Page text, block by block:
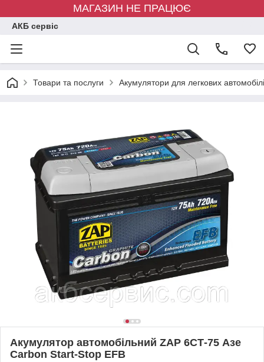
МАГАЗИН НЕ ПРАЦЮЄ
АКБ сервіс
Товари та послуги Акумулятори для легкових
Акумулятор автомобільний ZAP 6СТ-75 Азе
Carbon Start-Stop EFB